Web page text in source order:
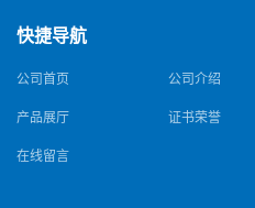
快捷导航
公司首页 公司介绍
产品展厅 证书荣誉
在线留言